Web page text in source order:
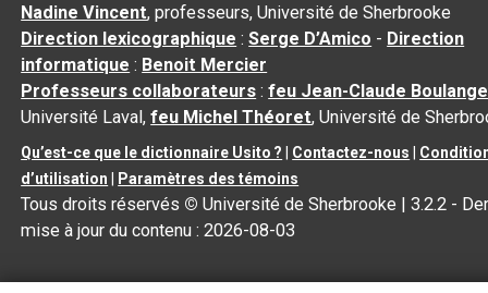
Nadine Vincent, professeurs, Université de Sherbrooke
Direction lexicographique :Serge D’Amico - Direction
informatique : Benoit Mercier
Professeurs collaborateurs :feu Jean-Claude
Université Laval,feu Michel Théoret, Université de
Qu’est-ce que le dictionnaire Usito ? Contactez-nous
d’utilisation
Paramètres des témoins
Tous droits réservés © Université de Sherbrooke |3.2.2 -
mise à jour du contenu :2026-08-03